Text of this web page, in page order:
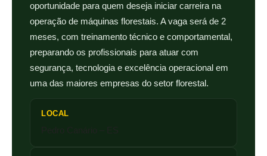
oportunidade para quem deseja iniciar carreira na
operação de máquinas florestais. A vaga será de 2
meses, com treinamento técnico e comportamental,
preparando os profissionais para atuar com
segurança, tecnologia e excelência operacional em
uma das maiores empresas do setor florestal.
LOCAL